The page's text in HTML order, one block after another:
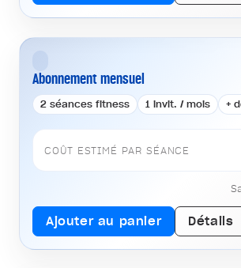
Abonnement mensuel
2 séances fitness 1 invit. / mois +
COÛT ESTIMÉ PAR SÉANCE
Ajouter au panier Détails